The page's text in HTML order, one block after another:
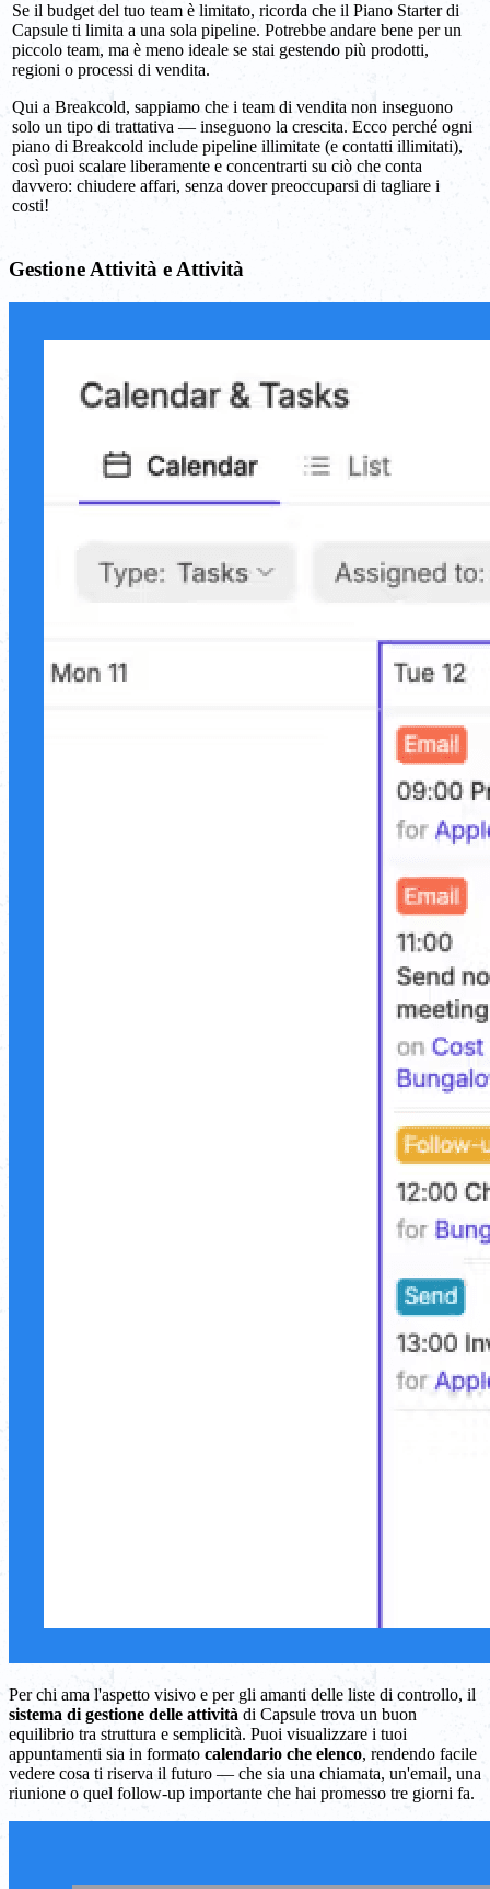
Se il budget del tuo team è limitato, ricorda che il Piano Starter di
Capsule ti limita a una sola pipeline. Potrebbe andare bene per un
piccolo team, ma è meno ideale se stai gestendo più prodotti,
regioni o processi di vendita.
Qui a Breakcold, sappiamo che i team di vendita non inseguono
solo un tipo di trattativa — inseguono la crescita. Ecco perché ogni
piano di Breakcold include pipeline illimitate (e contatti illimitati),
così puoi scalare liberamente e concentrarti su ciò che conta
davvero: chiudere affari, senza dover preoccuparsi di tagliare i
costi!
Gestione Attività e Attività
Per chi ama l'aspetto visivo e per gli amanti delle liste di controllo, il
sistema di gestione delle attività di Capsule trova un buon
equilibrio tra struttura e semplicità. Puoi visualizzare i tuoi
appuntamenti sia in formato calendario che elenco, rendendo facile
vedere cosa ti riserva il futuro — che sia una chiamata, un'email, una
riunione o quel follow-up importante che hai promesso tre giorni fa.